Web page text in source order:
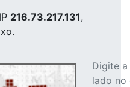
216.73.217.131,
Digite
lado no